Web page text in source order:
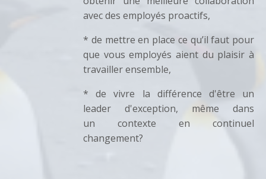
avec des employés proactifs,
* de mettre en place ce qu’il faut pour
que vous employés aient du plaisir à
travailler ensemble,
* de vivre la différence d'être un
leader d'exception, même dans
un contexte en continuel
changement?